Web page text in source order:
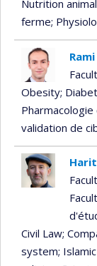
Nutrition
ferme;
Obesity;
validation de
Civil Law;
system;